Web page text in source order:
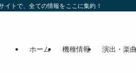
トで、全ての情報をここに集約！
ホーム 機種情報 演出・楽